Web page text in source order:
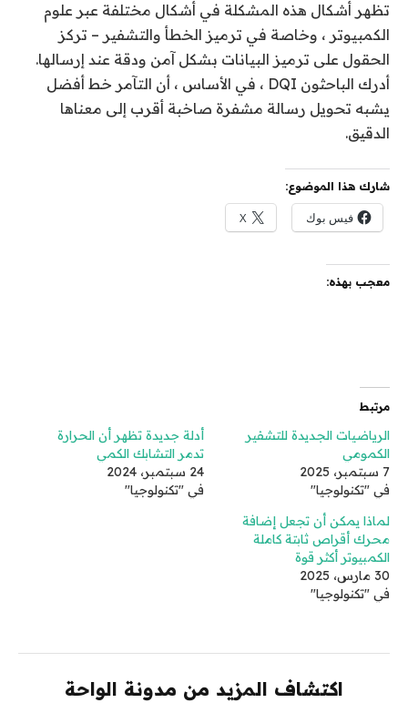
تظهر أشكال هذه المشكلة في أشكال مختلفة عبر علوم
الكمبيوتر ، وخاصة في ترميز الخطأ والتشفير – تركز
الحقول على ترميز البيانات بشكل آمن ودقة عند إرسالها.
أدرك الباحثون DQI ، في الأساس ، أن التآمر خط أفضل
يشبه تحويل رسالة مشفرة صاخبة أقرب إلى معناها
الدقيق.
شارك هذا الموضوع:
فيس بوك X
معجب بهذه:
مرتبط
الرياضيات الجديدة للتشفير
الكمومي
7 سبتمبر، 2025
في "تكنولوجيا"
أدلة جديدة تظهر أن الحرارة
تدمر التشابك الكمي
24 سبتمبر، 2024
في "تكنولوجيا"
لماذا يمكن أن تجعل إضافة
محرك أقراص ثابتة كاملة
الكمبيوتر أكثر قوة
30 مارس، 2025
في "تكنولوجيا"
اكتشاف المزيد من مدونة الواحة